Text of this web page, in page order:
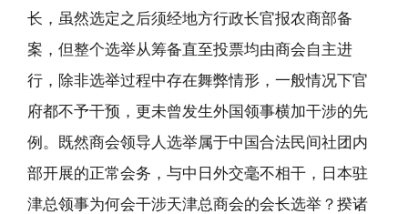
长，虽然选定之后须经地方行政长官报农商部备
案，但整个选举从筹备直至投票均由商会自主进
行，除非选举过程中存在舞弊情形，一般情况下官
府都不予干预，更未曾发生外国领事横加干涉的先
例。既然商会领导人选举属于中国合法民间社团内
部开展的正常会务，与中日外交毫不相干，日本驻
津总领事为何会干涉天津总商会的会长选举？揆诸